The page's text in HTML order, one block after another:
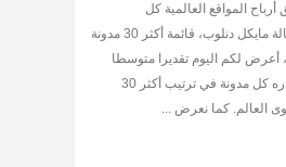
المواقع العالمية كل
ثانية؟ ، اليكم الآن مقالة مايكل دنلوب، قائمة أكثر 30 مدونة
أعرض لكم اليوم تقديرا متوسطا
لمقدار الدخل الذي تدره كل مدونة في ترتيب أكثر 30
العالم. كما نعرض ...